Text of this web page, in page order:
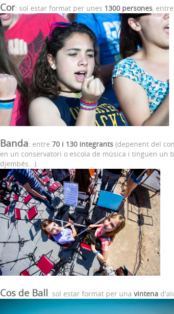
Cor: sol estar format per unes 1300 persones ,
Banda: entre 70 i 130 integrants (depenent del
en un conservatori o escola de música i tinguen
djembés...).
Cos de Ball: sol estar format per una vintena